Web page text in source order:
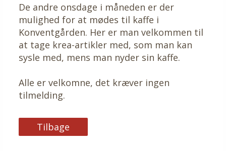
De andre onsdage i måneden er der
mulighed for at mødes til kaffe i
Konventgården. Her er man velkommen til
at tage krea-artikler med, som man kan
sysle med, mens man nyder sin kaffe.
Alle er velkomne, det kræver ingen
tilmelding.
Tilbage